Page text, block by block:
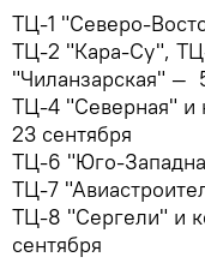
ТЦ-1 "Северо-
ТЦ-2 "Кара-Су",
"Чиланзарская" —
ТЦ-4 "Северная" и
23 сентября
ТЦ-6 "Юго-
ТЦ-7
ТЦ-8 "Сергели" и
сентября